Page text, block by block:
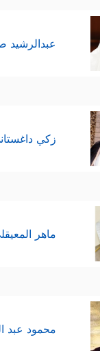
عبدالرشيد
زكي
ماهر
محمود عبد